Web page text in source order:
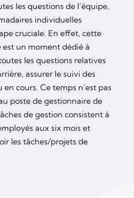
les questions de l’équipe,
individuelles
cruciale. En effet, cette
est un moment dédié à
les questions relatives
assurer le suivi des
cours. Ce temps n’est pas
poste de gestionnaire de
de gestion consistent à
aux six mois et
les tâches/projets de